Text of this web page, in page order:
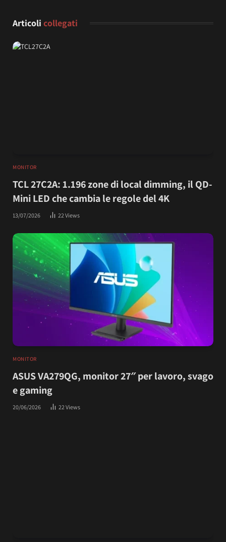
Articoli collegati
MONITOR
TCL 27C2A: 1.196 zone di local dimming, il QD-
Mini LED che cambia le regole del 4K
13/07/2026 22 Views
MONITOR
ASUS VA279QG, monitor 27″ per lavoro, svago
e gaming
20/06/2026 22 Views